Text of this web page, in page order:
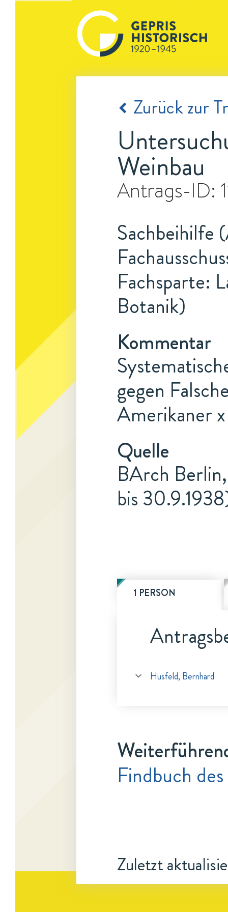
Zurück zur
Weinbau
Antrags-ID:
Sachbeihilfe
Fachsparte:
Botanik)
Kommentar
gegen
Amerikaner
Quelle
BArch
bis
1 PERSON
Husfeld, Bernhard
Findbuch
Zuletzt